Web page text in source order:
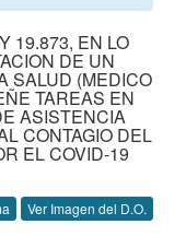
19.873, EN LO
DE UN
SALUD (MEDICO
TAREAS EN
ASISTENCIA
CONTAGIO DEL
EL COVID-19
Ver Imagen del D.O.